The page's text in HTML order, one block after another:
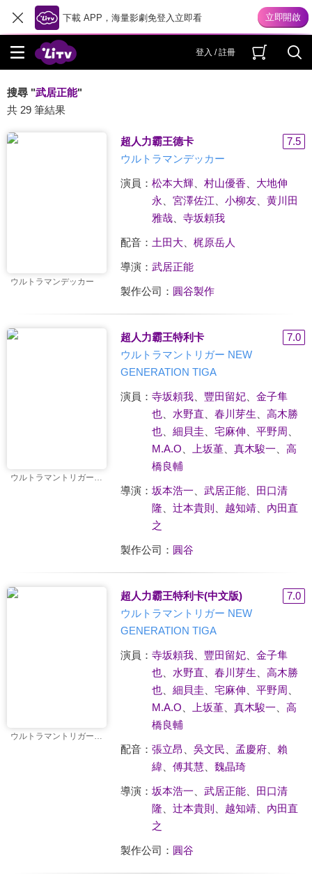
下載 APP，海量影劇免登入立即看
登入 / 註冊
搜尋 "武居正能"
共 29 筆結果
ウルトラマンデッカー
超人力霸王德卡
7.5
ウルトラマンデッカー
演員： 松本大輝、 村山優香
大地伸
永
宮澤佐江 小柳友、 黄川田
雅哉、 寺坂頼我
配音： 土田大、 梶原岳人
導演： 武居正能
製作公司： 圓谷製作
ウルトラマントリガー NEW GENERATION TIGA
超人力霸王特利卡
7.0
ウルトラマントリガー NEW
GENERATION TIGA
演員： 寺坂頼我、 豐田留妃、 金子隼
也、 水野直 春川芽生
高木勝
也、 細貝圭 宅麻伸 平野周
M.A.O
上坂堇、 真木駿一
高
橋良輔
導演： 坂本浩一 武居正能、 田口清
隆
辻本貴則 越知靖、 內田直
之
製作公司： 圓谷
ウルトラマントリガー NEW GENERATION TIGA
超人力霸王特利卡(中文版)
7.0
ウルトラマントリガー NEW
GENERATION TIGA
演員： 寺坂頼我、 豐田留妃、 金子隼
也、 水野直 春川芽生
高木勝
也、 細貝圭 宅麻伸 平野周
M.A.O
上坂堇、 真木駿一
高
橋良輔
配音： 張立昂 吳文民 孟慶府、 賴
緯、 傅其慧、 魏晶琦
導演： 坂本浩一 武居正能、 田口清
隆
辻本貴則 越知靖、 內田直
之
製作公司： 圓谷